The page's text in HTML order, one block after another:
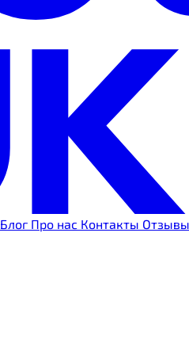
Блог Про нас Контакты Отзывы